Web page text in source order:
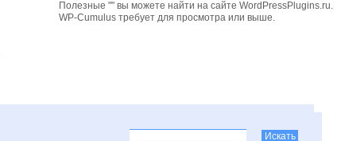
Полезные "" вы можете найти на сайте WordPressPlugins.ru.
WP-Cumulus требует для просмотра или выше.